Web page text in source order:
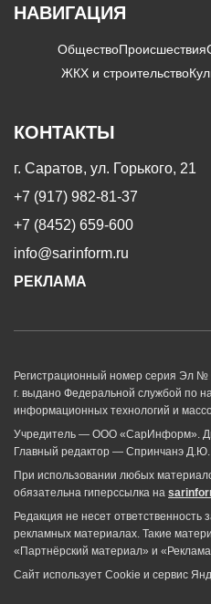
НАВИГАЦИЯ
ОбществоПроисшествия
ЖКХ и строительство
КОНТАКТЫ
г. Саратов, ул. Горького, 21
+7 (917) 982-81-37
+7 (8452) 659-600
info@sarinform.ru
РЕКЛАМА
Регистрационный номер серия Эл
г. выдано Федеральной службой по
информационных технологий и
Учредитель — ООО «СарИнформ».
Главный редактор — Спринчанэ Д.Ю.
При использовании любых
обязательна гиперссылка на
Редакция не несет
рекламных материалах. Такие
«Партнёрский материал» и
Сайт использует Cookie и сервиc